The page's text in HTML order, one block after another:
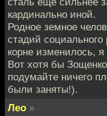
кардинально иной.
Родное земное
стадий социального
корне изменилось, я
Вот хотя бы
подумайте ничего
были заняты!).
Лео »